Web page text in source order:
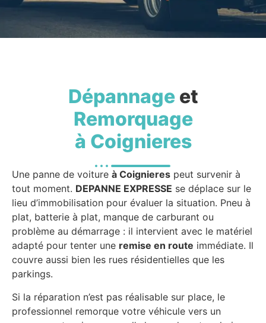
Dépannageet
Remorquage
à Coignieres
Une panne de voiture à Coignieres peut survenir à
tout moment. DEPANNE EXPRESSE se déplace sur le
lieu d’immobilisation pour évaluer la situation. Pneu à
plat, batterie à plat, manque de carburant ou
problème au démarrage : il intervient avec le matériel
adapté pour tenter une remise en route immédiate. Il
couvre aussi bien les rues résidentielles que les
parkings.
Si la réparation n’est pas réalisable sur place, le
professionnel remorque votre véhicule vers un